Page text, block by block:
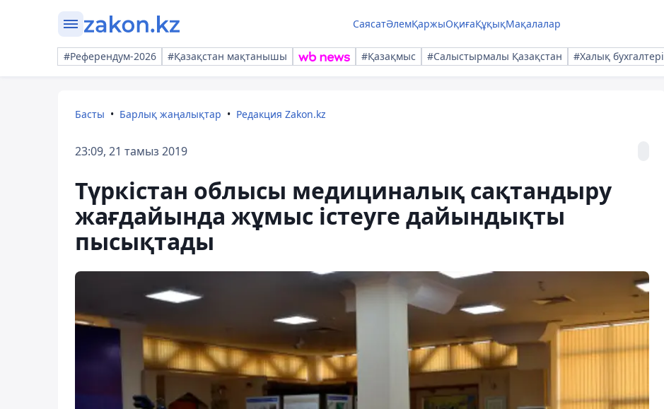
СаясатӘлемҚаржыОқиғаҚұқықМақалалар
#Референдум-2026 #Қазақстан мақтанышы #Қазақмыс #Салыстырмалы Қазақстан #Халық бухгалтері
Басты Барлық жаңалықтар Редакция Zakon.kz
23:09, 21 тамыз 2019
Түркістан облысы медициналық сақтандыру
жағдайында жұмыс істеуге дайындықты
пысықтады